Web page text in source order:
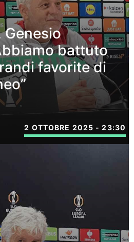
Genesio
battuto
favorite di
2 OTTOBRE 2025 - 23:30